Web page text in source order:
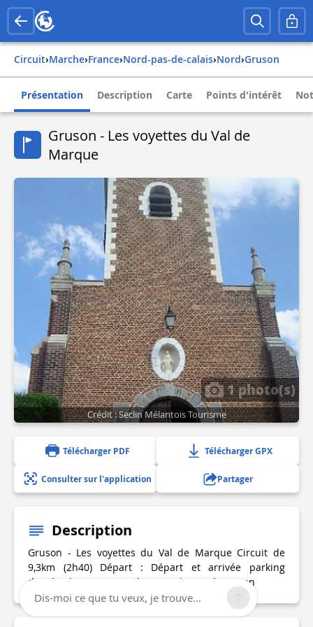
Circuit› Marche› france› nord-pas-de-calais› nord› gruson
Présentation Description Carte Points d'intérêt
Gruson - Les voyettes du Val de
Marque
1 photo(s)
Crédit : Seclin Mélantois Tourisme
Télécharger PDF Télécharger GPX
Consulter sur l'application Partager
Description
Gruson - Les voyettes du Val de Marque Circuit de
9,3km (2h40) Départ : Départ et arrivée parking
derrière la mairie, entrée rue Calmette à Gruson
Dis-moi ce que tu veux, je trouve...